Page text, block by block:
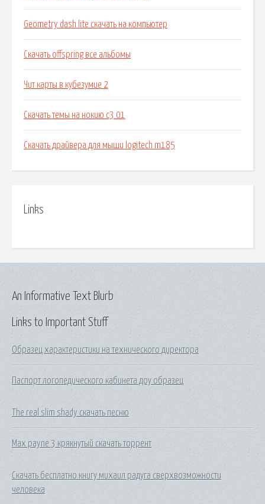
Geometry dash lite скачать на компьютер
Скачать offspring все альбомы
Чит карты в кубезумие 2
Скачать темы на нокию с3 01
Скачать драйвера для мыши logitech m185
Links
Links to Important Stuff
Образец характеристики на технического директора
Паспорт логопедического кабинета доу образец
The real slim shady скачать песню
Max payne 3 крякнутый скачать торрент
Скачать бесплатно книгу михаил радуга сверхвозможности
человека
An Informative Text Blurb